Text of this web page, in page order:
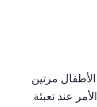
مرتين
عند تعبئة